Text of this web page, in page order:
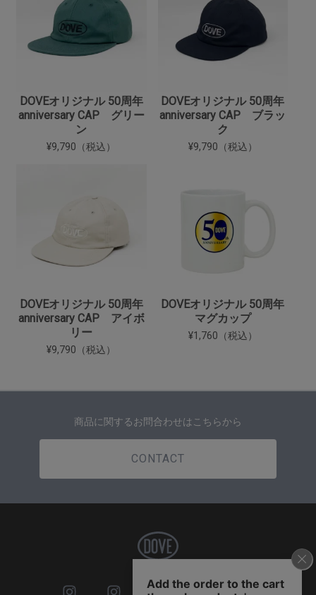
DOVEオリジナル 50周年
anniversary CAP グリー
ン
¥9,790（税込）
DOVEオリジナル 50周年
anniversary CAP ブラッ
ク
¥9,790（税込）
DOVEオリジナル 50周年
anniversary CAP アイボ
リー
¥9,790（税込）
DOVEオリジナル 50周年
マグカップ
¥1,760（税込）
商品に関するお問合わせはこちらから
CONTACT